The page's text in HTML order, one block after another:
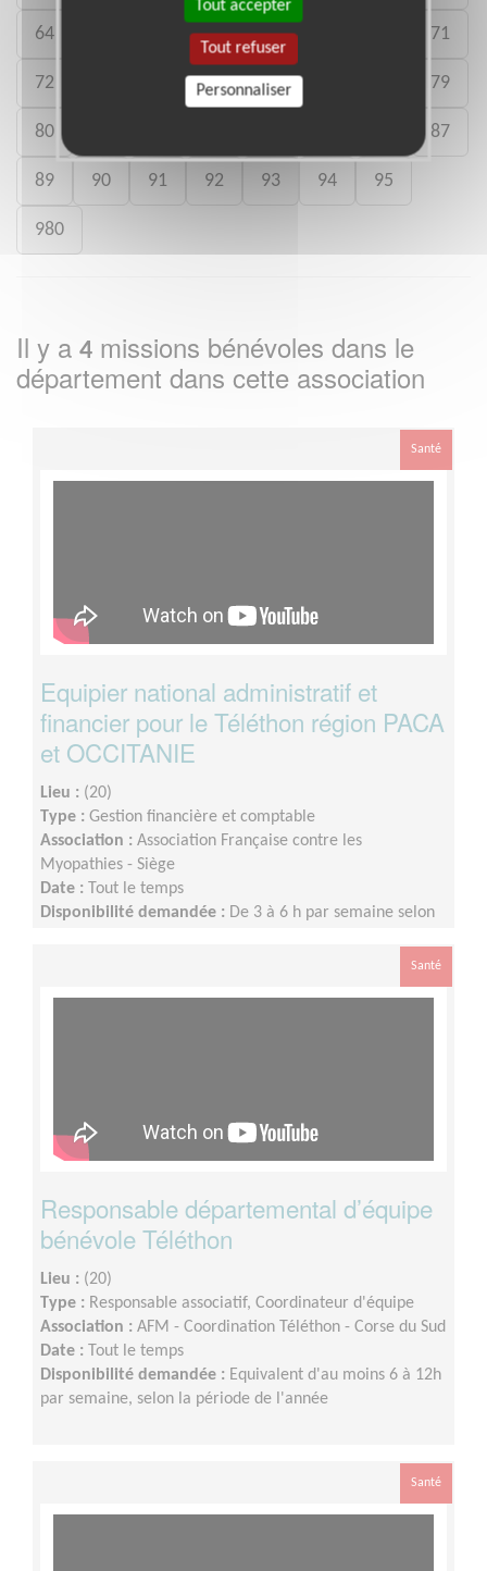
64 67 68 71
72 75 76 79
80 87
89 90 91 92 93 94 95
980
Il y a 4 missions bénévoles dans le
département dans cette association
Santé
Equipier national administratif et
financier pour le Téléthon région PACA
et OCCITANIE
Lieu : (20)
Type : Gestion financière et comptable
Association : Association Française contre les
Myopathies - Siège
Date :
Tout le temps
Disponibilité demandée : De 3 à 6 h par semaine selon
Santé
Responsable départemental d’équipe
bénévole Téléthon
Lieu : (20)
Type : Responsable associatif, Coordinateur d'équipe
Association : AFM - Coordination Téléthon - Corse du Sud
Date :
Tout le temps
Disponibilité demandée : Equivalent d'au moins 6 à 12h
par semaine, selon la période de l'année
Santé
Tout accepter
Tout refuser
Personnaliser